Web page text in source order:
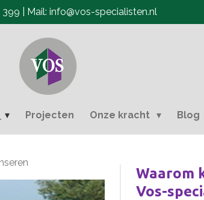
| Mail: info@vos-specialisten.nl
Projecten Onze kracht Blog
Waarom
Vos-